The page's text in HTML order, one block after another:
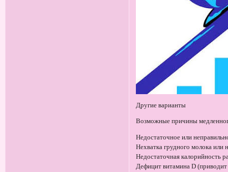
Другие варианты
Возможные причины
Недостаточное или
Нехватка грудного молока
Недостаточная калорийность
Дефицит витамина D (приводит